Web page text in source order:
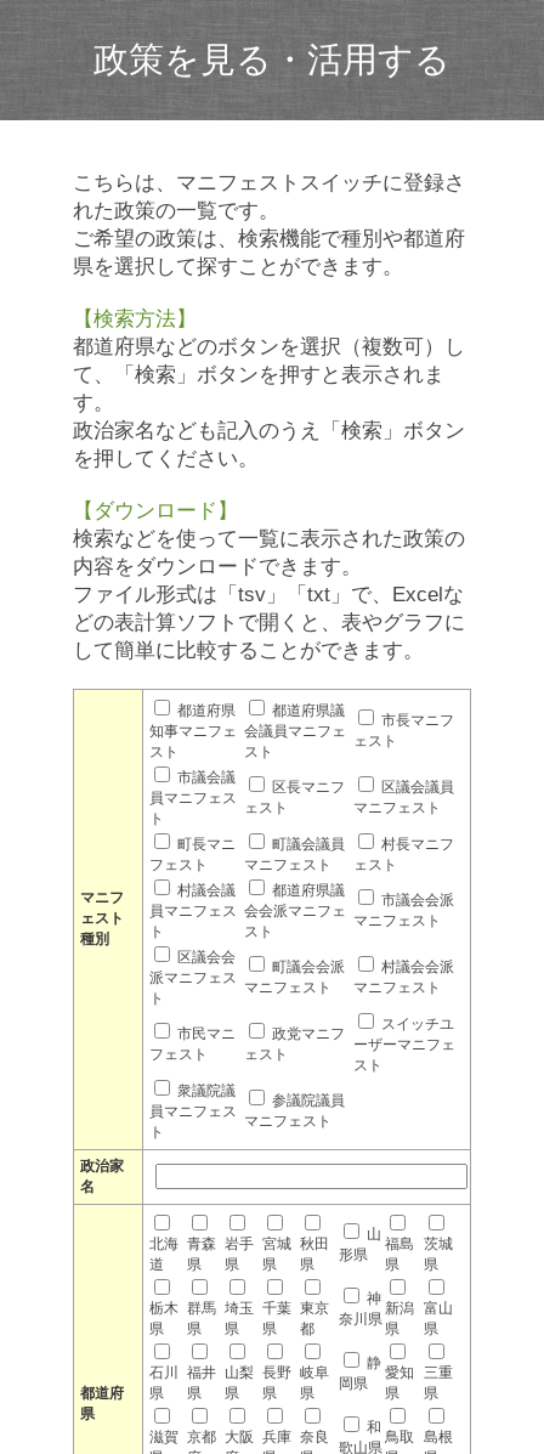
政策を見る・活用する
こちらは、マニフェストスイッチに登録さ
れた政策の一覧です。
ご希望の政策は、検索機能で種別や都道府
県を選択して探すことができます。
【検索方法】
都道府県などのボタンを選択（複数可）し
て、「検索」ボタンを押すと表示されま
す。
政治家名なども記入のうえ「検索」ボタン
を押してください。
【ダウンロード】
検索などを使って一覧に表示された政策の
内容をダウンロードできます。
ファイル形式は「tsv」「txt」で、Excelな
どの表計算ソフトで開くと、表やグラフに
して簡単に比較することができます。
マニフ
ェスト
種別
都道府県
知事マニフェ
スト
都道府県議
会議員マニフェ
スト
市長マニフ
ェスト
市議会議
員マニフェス
ト
区長マニフ
ェスト
区議会議員
マニフェスト
町長マニ
フェスト
町議会議員
マニフェスト
村長マニフ
ェスト
村議会議
員マニフェス
ト
都道府県議
会会派マニフェ
スト
市議会会派
マニフェスト
区議会会
派マニフェス
ト
町議会会派
マニフェスト
村議会会派
マニフェスト
市民マニ
フェスト
政党マニフ
ェスト
スイッチユ
ーザーマニフェ
スト
衆議院議
員マニフェス
ト
参議院議員
マニフェスト
政治家
名
都道府
県
北海
道
青森
県
岩手
県
宮城
県
秋田
県
山
形県
福島
県
茨城
県
栃木
県
群馬
県
埼玉
県
千葉
県
東京
都
神
奈川県
新潟
県
富山
県
石川
県
福井
県
山梨
県
長野
県
岐阜
県
静
岡県
愛知
県
三重
県
滋賀 京都 大阪
兵庫 奈良
和
歌山県
鳥取
島根